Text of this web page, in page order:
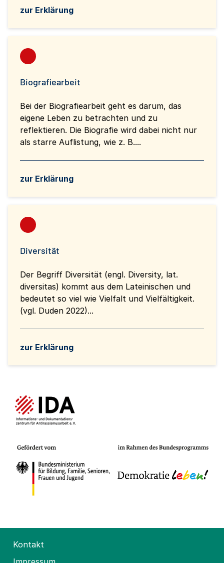
zur Erklärung
Biografiearbeit
Bei der Biografiearbeit geht es darum, das
eigene Leben zu betrachten und zu
reflektieren. Die Biografie wird dabei nicht nur
als starre Auflistung, wie z. B....
zur Erklärung
Diversität
Der Begriff Diversität (engl. Diversity, lat.
diversitas) kommt aus dem Lateinischen und
bedeutet so viel wie Vielfalt und Vielfältigkeit.
(vgl. Duden 2022)...
zur Erklärung
Kontakt